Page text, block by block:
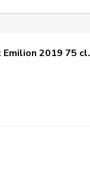
2019 75 cl.